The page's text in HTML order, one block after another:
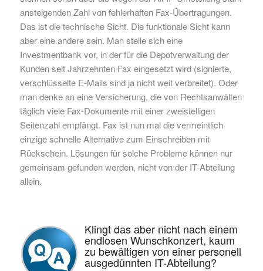
ansteigenden Zahl von fehlerhaften Fax-Übertragungen.
Das ist die technische Sicht. Die funktionale Sicht kann
aber eine andere sein. Man stelle sich eine
Investmentbank vor, in der für die Depotverwaltung der
Kunden seit Jahrzehnten Fax eingesetzt wird (signierte,
verschlüsselte E-Mails sind ja nicht weit verbreitet). Oder
man denke an eine Versicherung, die von Rechtsanwälten
täglich viele Fax-Dokumente mit einer zweistelligen
Seitenzahl empfängt. Fax ist nun mal die vermeintlich
einzige schnelle Alternative zum Einschreiben mit
Rückschein. Lösungen für solche Probleme können nur
gemeinsam gefunden werden, nicht von der IT-Abteilung
allein.
Klingt das aber nicht nach einem
endlosen Wunschkonzert, kaum
zu bewältigen von einer personell
ausgedünnten IT-Abteilung?